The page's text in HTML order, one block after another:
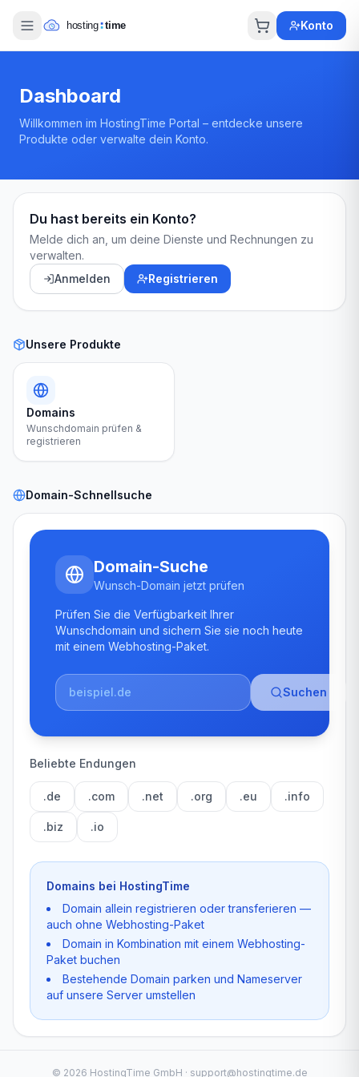
Konto
Dashboard
Willkommen im HostingTime Portal – entdecke unsere
Produkte oder verwalte dein Konto.
Du hast bereits ein Konto?
Melde dich an, um deine Dienste und Rechnungen zu
verwalten.
Anmelden
Registrieren
Unsere Produkte
Domains
Wunschdomain prüfen &
registrieren
Domain-Schnellsuche
Domain-Suche
Wunsch-Domain jetzt prüfen
Prüfen Sie die Verfügbarkeit Ihrer
Wunschdomain und sichern Sie sie noch heute
mit einem Webhosting-Paket.
Suchen
Beliebte Endungen
.de .com .net .org .eu .info
.biz .io
Domains bei HostingTime
Domain allein registrieren oder transferieren —
auch ohne Webhosting-Paket
Domain in Kombination mit einem Webhosting-
Paket buchen
Bestehende Domain parken und Nameserver
auf unsere Server umstellen
© 2026 HostingTime GmbH · support@hostingtime.de